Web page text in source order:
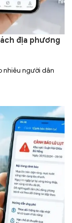
địa phương
nhiêu người dân